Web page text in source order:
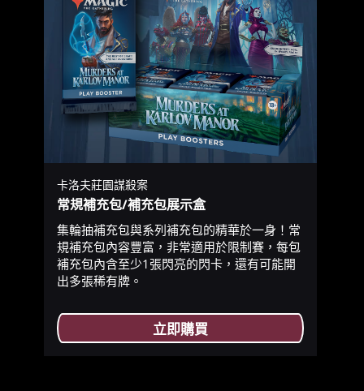
卡洛夫莊園謀殺案
常規補充包/補充包展示盒
集輪抽補充包與系列補充包的精華於一身！常
規補充包內容豐富，非常適用於限制賽，每包
補充包內含至少1張閃亮的閃卡，還有可能開
出多張稀有牌。
立即購買